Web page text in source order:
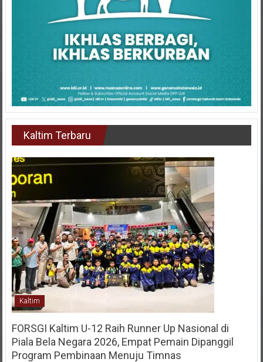
Kaltim Terbaru
Kaltim
FORSGI Kaltim U-12 Raih Runner Up Nasional di
Piala Bela Negara 2026, Empat Pemain Dipanggil
Program Pembinaan Menuju Timnas